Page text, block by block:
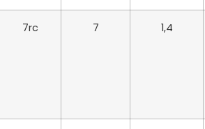
7rc 7 1,4